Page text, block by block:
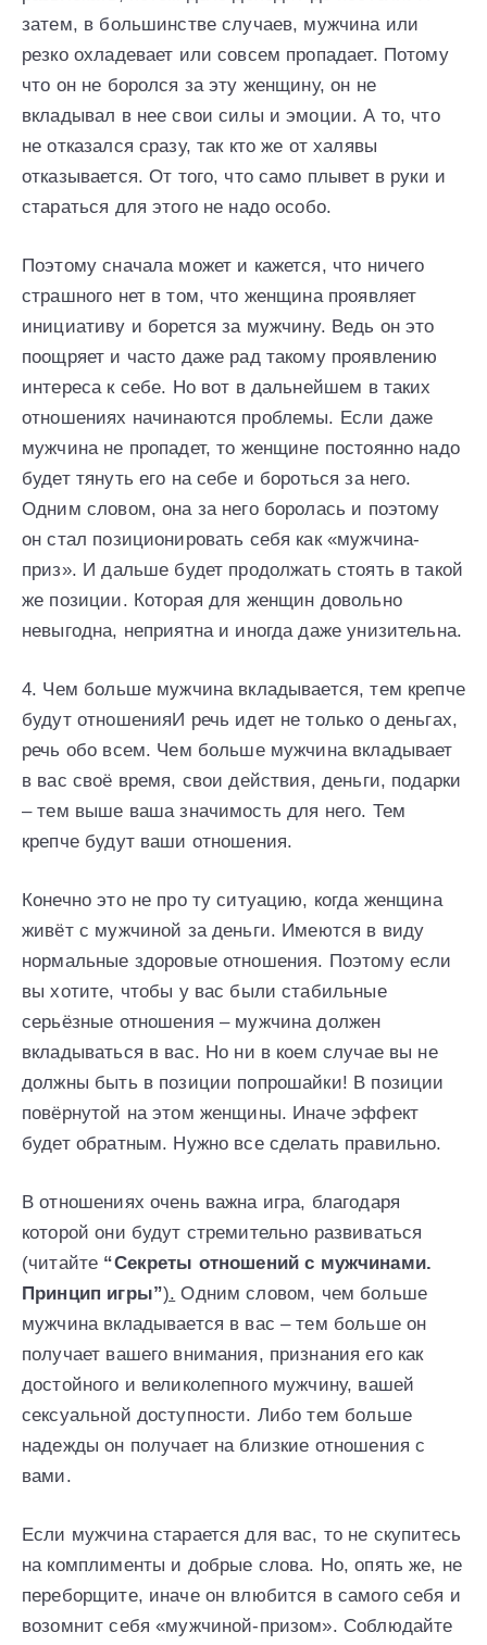
затем, в большинстве случаев, мужчина или
резко охладевает или совсем пропадает. Потому
что он не боролся за эту женщину, он не
вкладывал в нее свои силы и эмоции. А то, что
не отказался сразу, так кто же от халявы
отказывается. От того, что само плывет в руки и
стараться для этого не надо особо.
Поэтому сначала может и кажется, что ничего
страшного нет в том, что женщина проявляет
инициативу и борется за мужчину. Ведь он это
поощряет и часто даже рад такому проявлению
интереса к себе. Но вот в дальнейшем в таких
отношениях начинаются проблемы. Если даже
мужчина не пропадет, то женщине постоянно надо
будет тянуть его на себе и бороться за него.
Одним словом, она за него боролась и поэтому
он стал позиционировать себя как «мужчина-
приз». И дальше будет продолжать стоять в такой
же позиции. Которая для женщин довольно
невыгодна, неприятна и иногда даже унизительна.
4. Чем больше мужчина вкладывается, тем крепче
будут отношенияИ речь идет не только о деньгах,
речь обо всем. Чем больше мужчина вкладывает
в вас своё время, свои действия, деньги, подарки
– тем выше ваша значимость для него. Тем
крепче будут ваши отношения.
Конечно это не про ту ситуацию, когда женщина
живёт с мужчиной за деньги. Имеются в виду
нормальные здоровые отношения. Поэтому если
вы хотите, чтобы у вас были стабильные
серьёзные отношения – мужчина должен
вкладываться в вас. Но ни в коем случае вы не
должны быть в позиции попрошайки! В позиции
повёрнутой на этом женщины. Иначе эффект
будет обратным. Нужно все сделать правильно.
В отношениях очень важна игра, благодаря
которой они будут стремительно развиваться
(читайте “Секреты отношений с мужчинами.
Принцип игры”). Одним словом, чем больше
мужчина вкладывается в вас – тем больше он
получает вашего внимания, признания его как
достойного и великолепного мужчину, вашей
сексуальной доступности. Либо тем больше
надежды он получает на близкие отношения с
вами.
Если мужчина старается для вас, то не скупитесь
на комплименты и добрые слова. Но, опять же, не
переборщите, иначе он влюбится в самого себя и
возомнит себя «мужчиной-призом». Соблюдайте